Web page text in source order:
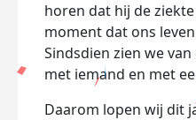
horen dat hij de
moment dat ons
Sindsdien zien we
met iemand en met
Daarom lopen wij dit